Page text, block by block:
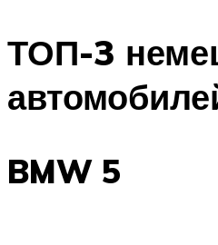
ТОП-3
BMW 5